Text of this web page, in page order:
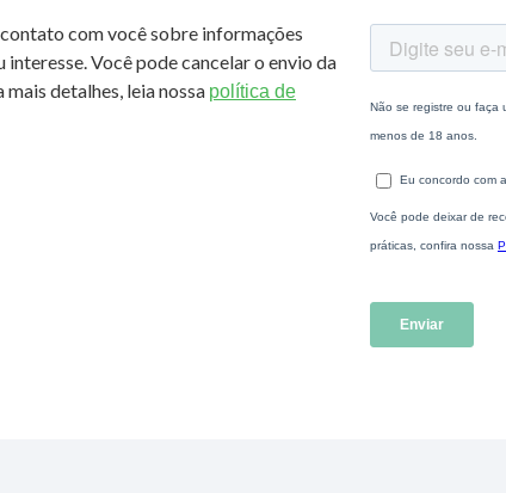
com você sobre informações
Você pode cancelar o envio da
detalhes, leia nossa política de